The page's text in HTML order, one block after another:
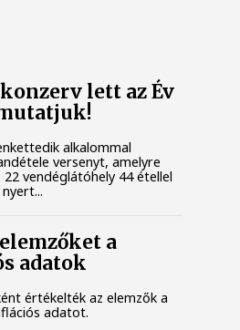
lett az Év
alkalommal
versenyt, amelyre
vendéglátóhely 44 étellel
a
adatok
értékelték az elemzők a
adatot.